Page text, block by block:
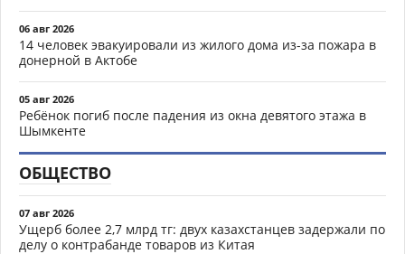
06 авг 2026
14 человек эвакуировали из жилого дома из-за пожара в
донерной в Актобе
05 авг 2026
Ребёнок погиб после падения из окна девятого этажа в
Шымкенте
ОБЩЕСТВО
07 авг 2026
Ущерб более 2,7 млрд тг: двух казахстанцев задержали по
делу о контрабанде товаров из Китая